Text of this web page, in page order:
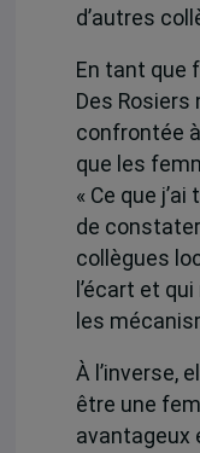
d’autres
En tant que
Des Rosiers
confrontée
que les
« Ce que
de constater
collègues
l’écart et
les
À l’inverse,
être une
avantageux